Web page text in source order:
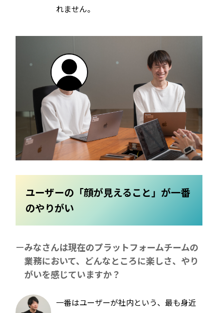
れません。
ユーザーの「顔が見えること」が一番
のやりがい
みなさんは現在のプラットフォームチームの
業務において、どんなところに楽しさ、やり
がいを感じていますか？
一番はユーザーが社内という、最も身近